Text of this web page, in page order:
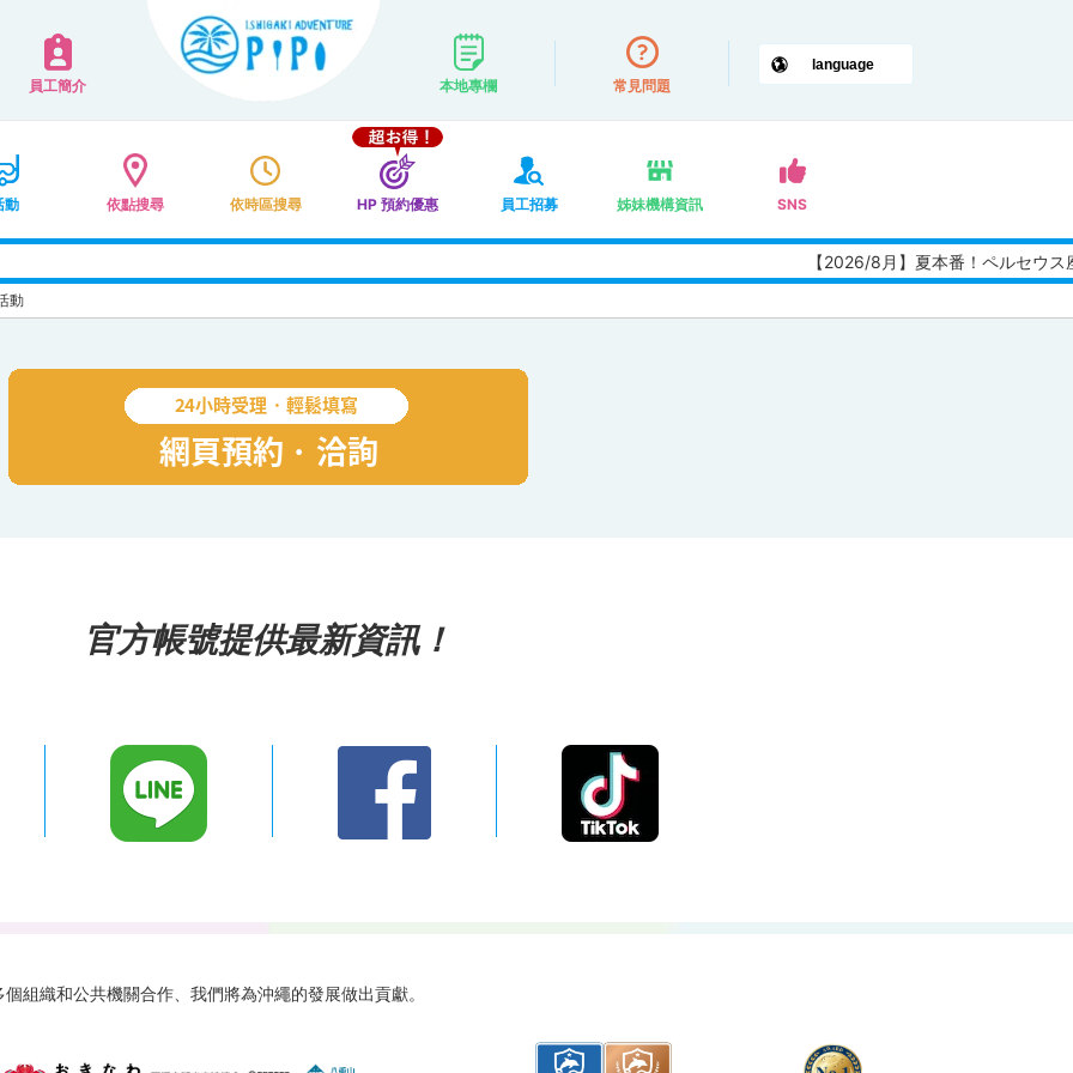
員工簡介 本地專欄 常見問題
動 依點搜尋 依時區搜尋 HP 預約優惠 員工招募 姊妹機構資訊 SNS
【2026/8月】夏本番！ペルセウス
動
官方帳號提供最新資訊！
組織和公共機關合作、 我們將為沖繩的發展做出貢獻。